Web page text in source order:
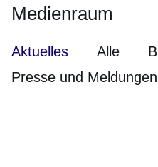
Medienraum
Medienraum
Aktuelles Alle
Presse und Meldungen